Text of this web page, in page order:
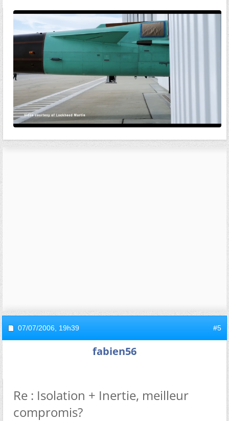
07/07/2006, 19h39 #5
fabien56
Re : Isolation + Inertie, meilleur
compromis?